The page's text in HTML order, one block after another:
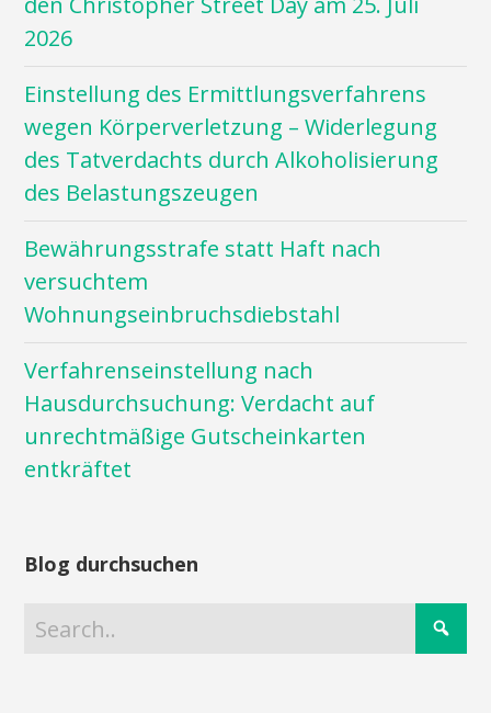
2026
Einstellung des Ermittlungsverfahrens
wegen Körperverletzung – Widerlegung
des Tatverdachts durch Alkoholisierung
des Belastungszeugen
Bewährungsstrafe statt Haft nach
versuchtem
Wohnungseinbruchsdiebstahl
Verfahrenseinstellung nach
Hausdurchsuchung: Verdacht auf
unrechtmäßige Gutscheinkarten
entkräftet
Blog durchsuchen